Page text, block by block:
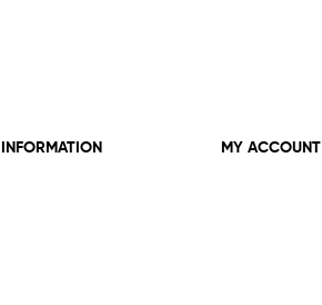
INFORMATION MY ACCOUNT